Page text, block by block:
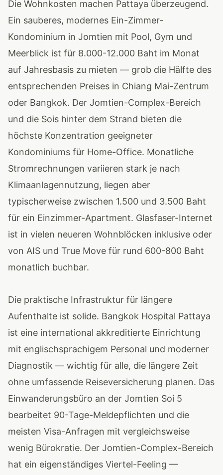
Die Wohnkosten machen Pattaya überzeugend.
Ein sauberes, modernes Ein-Zimmer-
Kondominium in Jomtien mit Pool, Gym und
Meerblick ist für 8.000-12.000 Baht im Monat
auf Jahresbasis zu mieten — grob die Hälfte des
entsprechenden Preises in Chiang Mai-Zentrum
oder Bangkok. Der Jomtien-Complex-Bereich
und die Sois hinter dem Strand bieten die
höchste Konzentration geeigneter
Kondominiums für Home-Office. Monatliche
Stromrechnungen variieren stark je nach
Klimaanlagennutzung, liegen aber
typischerweise zwischen 1.500 und 3.500 Baht
für ein Einzimmer-Apartment. Glasfaser-Internet
ist in vielen neueren Wohnblöcken inklusive oder
von AIS und True Move für rund 600-800 Baht
monatlich buchbar.
Die praktische Infrastruktur für längere
Aufenthalte ist solide. Bangkok Hospital Pattaya
ist eine international akkreditierte Einrichtung
mit englischsprachigem Personal und moderner
Diagnostik — wichtig für alle, die längere Zeit
ohne umfassende Reiseversicherung planen. Das
Einwanderungsbüro an der Jomtien Soi 5
bearbeitet 90-Tage-Meldepflichten und die
meisten Visa-Anfragen mit vergleichsweise
wenig Bürokratie. Der Jomtien-Complex-Bereich
hat ein eigenständiges Viertel-Feeling —